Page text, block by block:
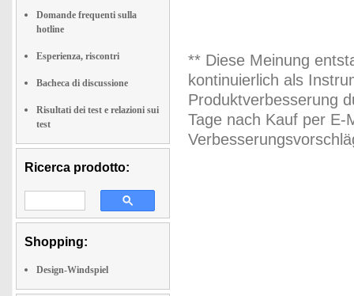
Domande frequenti sulla
hotline
Esperienza, riscontri
Bacheca di discussione
Risultati dei test e relazioni sui
test
Ricerca prodotto:
Shopping:
Design-Windspiel
** Diese Meinung
kontinuierlich als
Produktverbesserung
Tage nach Kauf per E-